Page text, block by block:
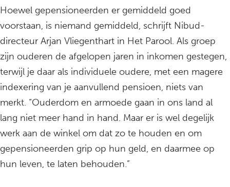
Hoewel gepensioneerden er gemiddeld goed
voorstaan, is niemand gemiddeld, schrijft Nibud-
directeur Arjan Vliegenthart in Het Parool. Als groep
zijn ouderen de afgelopen jaren in inkomen gestegen,
terwijl je daar als individuele oudere, met een magere
indexering van je aanvullend pensioen, niets van
merkt. “Ouderdom en armoede gaan in ons land al
lang niet meer hand in hand. Maar er is wel degelijk
werk aan de winkel om dat zo te houden en om
gepensioneerden grip op hun geld, en daarmee op
hun leven, te laten behouden.”